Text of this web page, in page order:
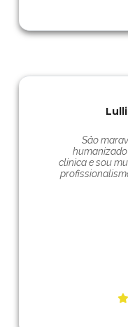
Såo
clinica e sou